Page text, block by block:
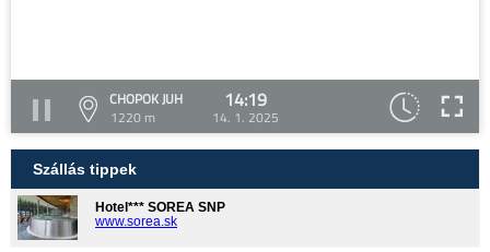
CHOPOK JUH
1220 m
14:19
14. 1. 2025
Szállás tippek
Hotel*** SOREA SNP
www.sorea.sk